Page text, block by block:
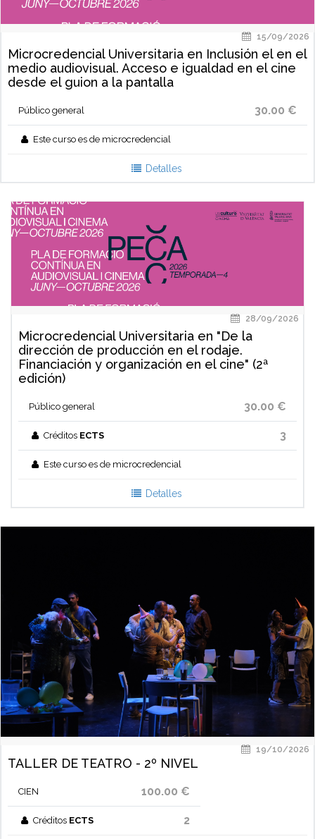
15/09/2026
Microcredencial Universitaria en Inclusión el en el
medio audiovisual. Acceso e igualdad en el cine
desde el guion a la pantalla
Público general 30.00 €
Este curso es de microcredencial
Detalles
28/09/2026
Microcredencial Universitaria en "De la
dirección de producción en el rodaje.
Financiación y organización en el cine" (2ª
edición)
Público general 30.00 €
Créditos ECTS 3
Este curso es de microcredencial
Detalles
19/10/2026
TALLER DE TEATRO - 2º NIVEL
CIEN 100.00 €
Créditos ECTS 2